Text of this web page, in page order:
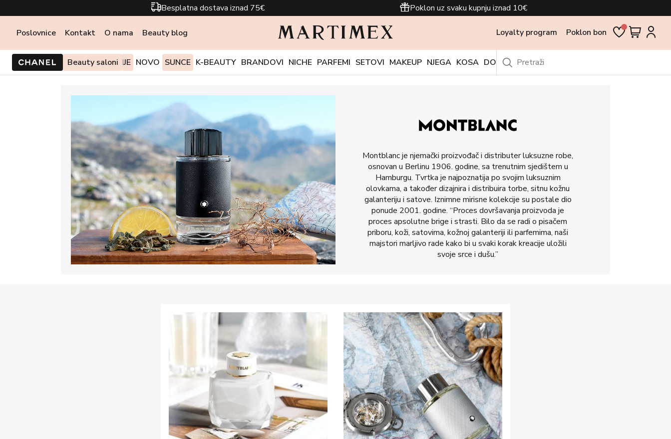
Besplatna dostava iznad 75€ Poklon uz svaku kupnju iznad 10€
Poslovnice Kontakt O nama Beauty blog Loyalty program Poklon bon
Beauty saloni
PONUDE I AKCIJE NOVO SUNCE K-BEAUTY BRANDOVI NICHE PARFEMI SETOVI MAKEUP NJEGA KOSA DODACI OUTLET
Montblanc je njemački proizvođač i distributer luksuzne robe,
osnovan u Berlinu 1906. godine, sa trenutnim sjedištem u
Hamburgu. Tvrtka je najpoznatija po svojim luksuznim
olovkama, a također dizajnira i distribuira torbe, sitnu kožnu
galanteriju i satove. Iznimne mirisne kolekcije su postale dio
ponude 2001. godine. “Proces dovršavanja proizvoda je
proces apsolutne brige i strasti. Bilo da se radi o pisačem
priboru, koži, satovima, kožnoj galanteriji ili parfemima, naši
majstori marljivo rade kako bi u svaki korak kreacije uložili
svoje srce i dušu.”